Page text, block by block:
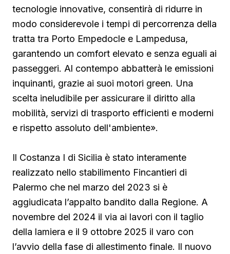
tecnologie innovative, consentirà di ridurre in
modo considerevole i tempi di percorrenza della
tratta tra Porto Empedocle e Lampedusa,
garantendo un comfort elevato e senza eguali ai
passeggeri. Al contempo abbatterà le emissioni
inquinanti, grazie ai suoi motori green. Una
scelta ineludibile per assicurare il diritto alla
mobilità, servizi di trasporto efficienti e moderni
e rispetto assoluto dell'ambiente».
Il Costanza I di Sicilia è stato interamente
realizzato nello stabilimento Fincantieri di
Palermo che nel marzo del 2023 si è
aggiudicata l’appalto bandito dalla Regione. A
novembre del 2024 il via ai lavori con il taglio
della lamiera e il 9 ottobre 2025 il varo con
l’avvio della fase di allestimento finale. Il nuovo